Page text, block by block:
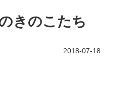
きのこたち
2018-07-18